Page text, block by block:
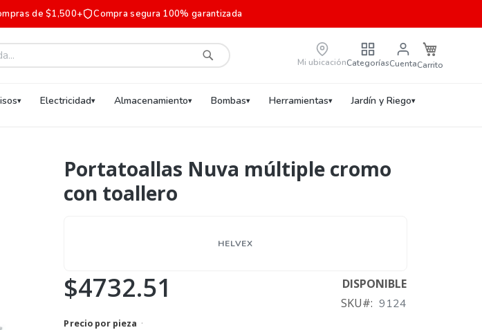
de $1,500+ Compra segura 100% garantizada
Carrito de
Mi ubicaciónCategoríasCuenta
Electricidad Almacenamiento Bombas Herramientas Jardín y Riego
Portatoallas Nuva múltiple cromo
con toallero
HELVEX
$4732.51
DISPONIBLE
SKU
9124
Precio por pieza ·